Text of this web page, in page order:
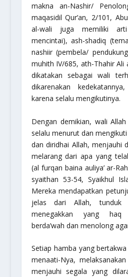
makna an-Nashir/
maqasidil Qur’an, 2/101,
al-wali juga memiliki
mencintai), ash-shadiq
nashiir (pembela/
muhith IV/685, ath-Thahir Ali
dikatakan sebagai wali
dikarenakan
karena selalu mengikutinya.
Dengan demikian, wali
selalu menurut dan
dan diridhai Allah, menjauhi
melarang dari apa yang
(al furqan baina auliya’ ar-
syaithan 53-54, Syaikhul
Mereka mendapatkan
jelas dari Allah, tunduk
menegakkan yang haq
berda’wah dan menolong
Setiap hamba yang
menaati-Nya,
menjauhi segala yang